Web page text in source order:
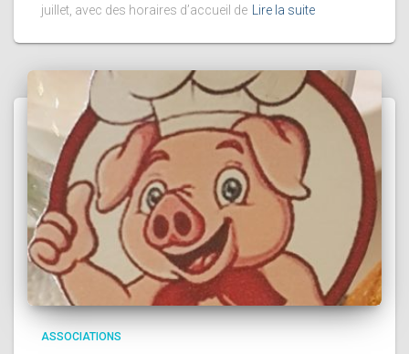
juillet, avec des horaires d’accueil de
Lire la suite
ASSOCIATIONS